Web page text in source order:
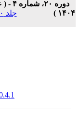
دوره
)
جلد ۲۰ شماره ۴ صفحات ۳-۱